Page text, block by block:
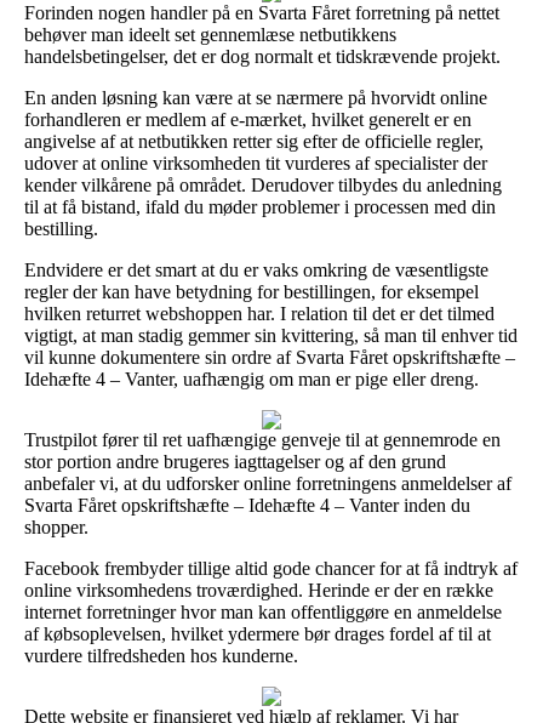
Forinden nogen handler på en Svarta Fåret forretning på nettet
behøver man ideelt set gennemlæse netbutikkens
handelsbetingelser, det er dog normalt et tidskrævende projekt.
En anden løsning kan være at se nærmere på hvorvidt online
forhandleren er medlem af e-mærket, hvilket generelt er en
angivelse af at netbutikken retter sig efter de officielle regler,
udover at online virksomheden tit vurderes af specialister der
kender vilkårene på området. Derudover tilbydes du anledning
til at få bistand, ifald du møder problemer i processen med din
bestilling.
Endvidere er det smart at du er vaks omkring de væsentligste
regler der kan have betydning for bestillingen, for eksempel
hvilken returret webshoppen har. I relation til det er det tilmed
vigtigt, at man stadig gemmer sin kvittering, så man til enhver tid
vil kunne dokumentere sin ordre af Svarta Fåret opskriftshæfte –
Idehæfte 4 – Vanter, uafhængig om man er pige eller dreng.
Trustpilot fører til ret uafhængige genveje til at gennemrode en
stor portion andre brugeres iagttagelser og af den grund
anbefaler vi, at du udforsker online forretningens anmeldelser af
Svarta Fåret opskriftshæfte – Idehæfte 4 – Vanter inden du
shopper.
Facebook frembyder tillige altid gode chancer for at få indtryk af
online virksomhedens troværdighed. Herinde er der en række
internet forretninger hvor man kan offentliggøre en anmeldelse
af købsoplevelsen, hvilket ydermere bør drages fordel af til at
vurdere tilfredsheden hos kunderne.
Dette website er finansieret ved hjælp af reklamer. Vi har